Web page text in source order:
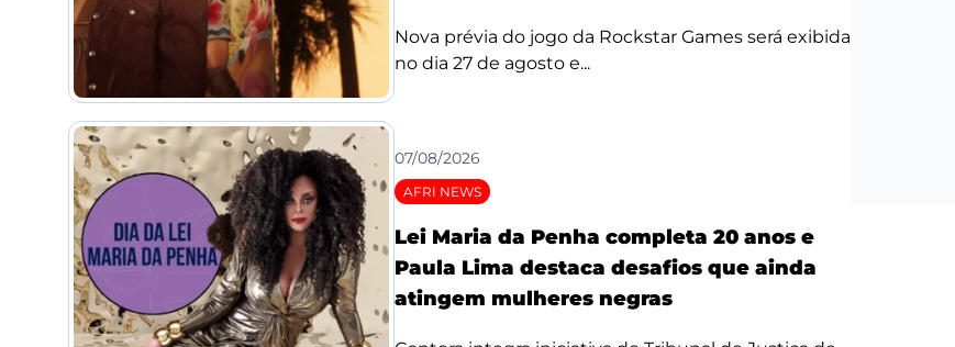
Nova prévia do jogo da Rockstar Games será exibida
no dia 27 de agosto e...
07/08/2026
AFRI NEWS
Lei Maria da Penha completa 20 anos e
Paula Lima destaca desafios que ainda
atingem mulheres negras